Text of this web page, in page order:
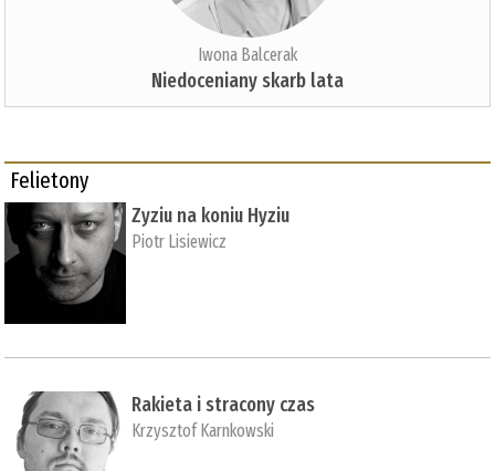
Iwona Balcerak
Niedoceniany skarb lata
Felietony
Zyziu na koniu Hyziu
Piotr Lisiewicz
Rakieta i stracony czas
Krzysztof Karnkowski